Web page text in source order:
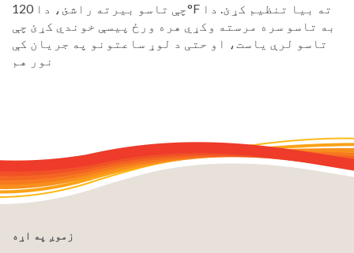
چې تاسو بیرته راشئ، دا 120°F ته بیا تنظیم کړئ. دا
به تاسو سره مرسته وکړي هره ورځ پیسې خوندي کړئ چې
تاسو لرې یاست، او حتی د لوړ ساعتونو په جریان کې
نور هم
زموږ په اړه